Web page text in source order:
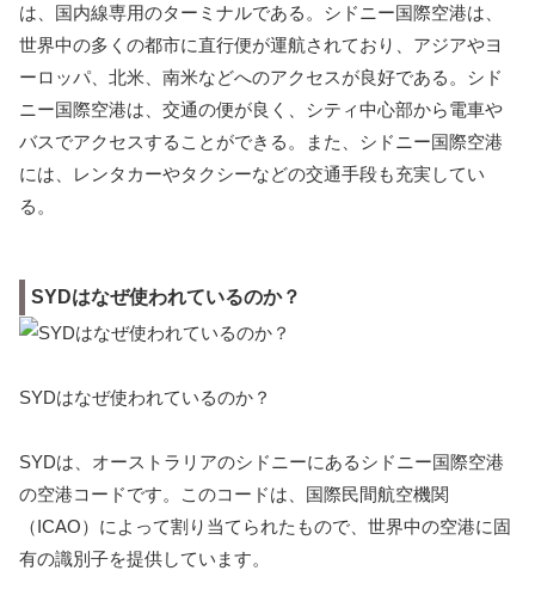
は、国内線専用のターミナルである。シドニー国際空港は、
世界中の多くの都市に直行便が運航されており、アジアやヨ
ーロッパ、北米、南米などへのアクセスが良好である。シド
ニー国際空港は、交通の便が良く、シティ中心部から電車や
バスでアクセスすることができる。また、シドニー国際空港
には、レンタカーやタクシーなどの交通手段も充実してい
る。
SYDはなぜ使われているのか？
SYDはなぜ使われているのか？
SYDは、オーストラリアのシドニーにあるシドニー国際空港
の空港コードです。このコードは、国際民間航空機関
（ICAO）によって割り当てられたもので、世界中の空港に固
有の識別子を提供しています。